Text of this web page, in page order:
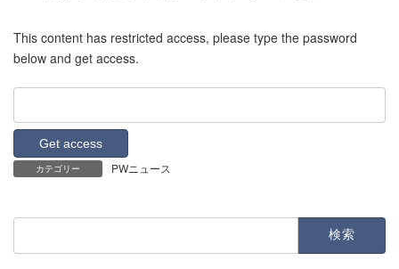
This content has restricted access, please type the password
below and get access.
カテゴリー PWニュース